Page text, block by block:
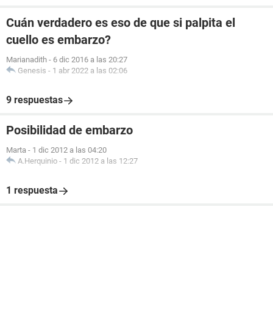
Cuán verdadero es eso de que si palpita el
cuello es embarzo?
Marianadith - 6 dic 2016 a las 20:27
Genesis - 1 abr 2022 a las 02:06
9 respuestas
Posibilidad de embarzo
Marta - 1 dic 2012 a las 04:20
A.Herquinio - 1 dic 2012 a las 12:27
1 respuesta